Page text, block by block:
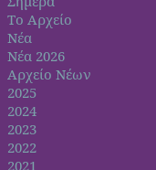
Το Αρχείο
Νέα
Νέα 2026
Αρχείο Νέων
2025
2024
2023
2022
2021